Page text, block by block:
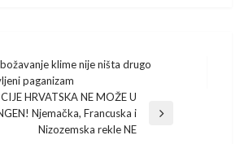
klime nije ništa drugo
paganizam
HRVATSKA NE MOŽE U
Njemačka, Francuska i
Nizozemska rekle NE